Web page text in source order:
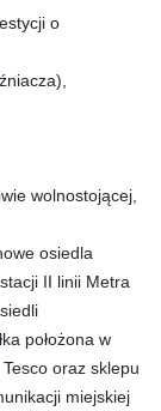
o
wolnostojącej,
osiedla
II linii Metra
położona w
oraz sklepu
miejskiej